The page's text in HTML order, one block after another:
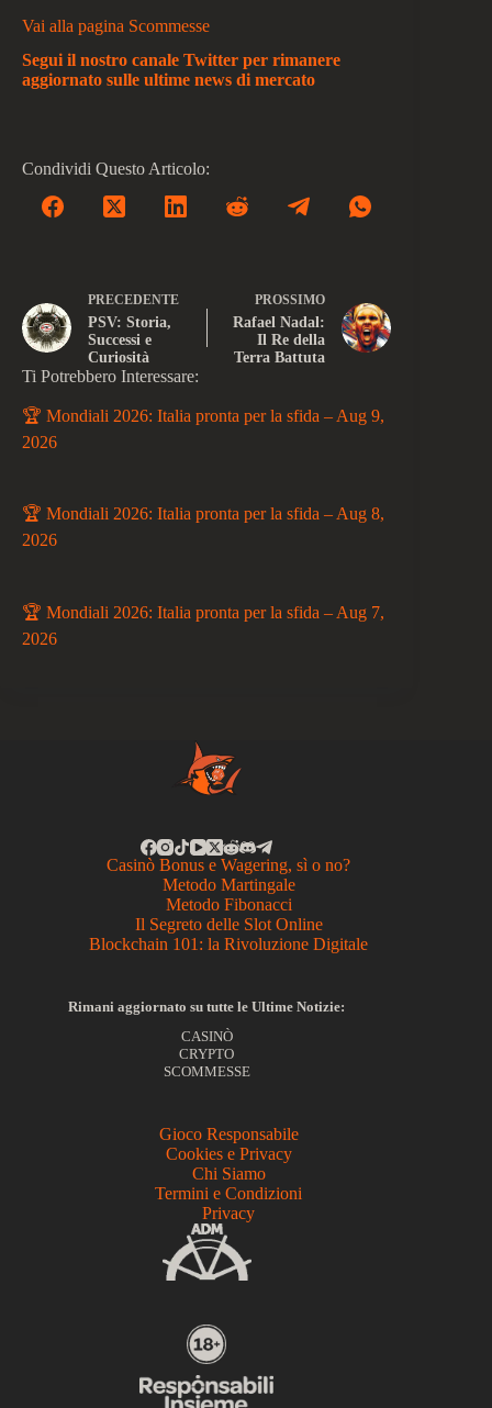
Vai alla pagina Scommesse
Segui il nostro canale Twitter per rimanere
aggiornato sulle ultime news di mercato
Condividi Questo Articolo:
PRECEDENTE
PSV: Storia,
Successi e
Curiosità
PROSSIMO
Rafael Nadal:
Il Re della
Terra Battuta
Ti Potrebbero Interessare:
🏆 Mondiali 2026: Italia pronta per la sfida – Aug 9,
2026
🏆 Mondiali 2026: Italia pronta per la sfida – Aug 8,
2026
🏆 Mondiali 2026: Italia pronta per la sfida – Aug 7,
2026
Casinò Bonus e Wagering, sì o no?
Metodo Martingale
Metodo Fibonacci
Il Segreto delle Slot Online
Blockchain 101: la Rivoluzione Digitale
Rimani aggiornato su tutte le Ultime Notizie:
CASINÒ
CRYPTO
SCOMMESSE
Gioco Responsabile
Cookies e Privacy
Chi Siamo
Termini e Condizioni
Privacy